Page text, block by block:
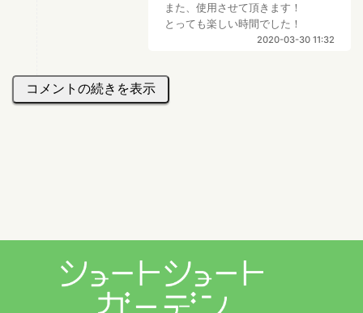
また、使用させて頂きます！
とっても楽しい時間でした！
2020-03-30 11:32
コメントの続きを表示